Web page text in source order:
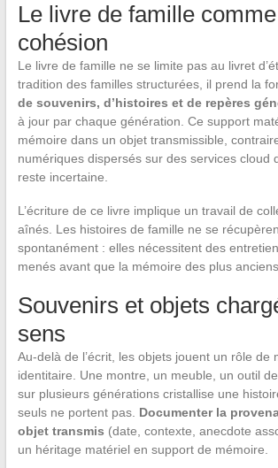
Le livre de famille
cohésion
Le livre de famille ne se limite pas au livret
tradition des familles structurées, il prend la
de souvenirs, d’histoires et de repères
à jour par chaque génération. Ce support
mémoire dans un objet transmissible,
numériques dispersés sur des services cloud
reste incertaine.
L’écriture de ce livre implique un travail de
aînés. Les histoires de famille ne se
spontanément : elles nécessitent des
menés avant que la mémoire des plus
Souvenirs et objets
sens
Au-delà de l’écrit, les objets jouent un rôle de
identitaire. Une montre, un meuble, un outil
sur plusieurs générations cristallise une
seuls ne portent pas. Documenter la
objet transmis (date, contexte, anecdote
un héritage matériel en support de mémoire.